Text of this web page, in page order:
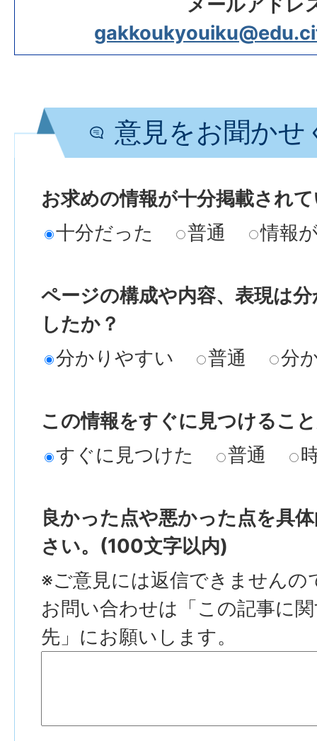
意見をお聞かせ
お求めの情報が十分掲載され
十分だった
普通 情報
ページの構成や内容、表現は
したか？
分かりやすい
普通 分
この情報をすぐに見つけるこ
すぐに見つけた
普通
良かった点や悪かった点を具
さい。(100文字以内)
※ご意見には返信できませんの
お問い合わせは「この記事に
先」にお願いします。